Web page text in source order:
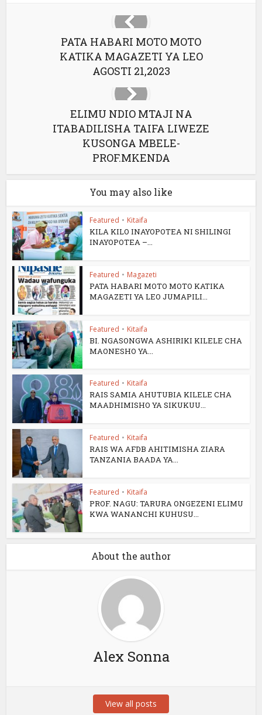
PATA HABARI MOTO MOTO
KATIKA MAGAZETI YA LEO
AGOSTI 21,2023
ELIMU NDIO MTAJI NA
ITABADILISHA TAIFA LIWEZE
KUSONGA MBELE-
PROF.MKENDA
You may also like
Featured • Kitaifa
KILA KILO INAYOPOTEA NI SHILINGI
INAYOPOTEA –...
Featured • Magazeti
PATA HABARI MOTO MOTO KATIKA
MAGAZETI YA LEO JUMAPILI...
Featured • Kitaifa
BI. NGASONGWA ASHIRIKI KILELE CHA
MAONESHO YA...
Featured • Kitaifa
RAIS SAMIA AHUTUBIA KILELE CHA
MAADHIMISHO YA SIKUKUU...
Featured • Kitaifa
RAIS WA AFDB AHITIMISHA ZIARA
TANZANIA BAADA YA...
Featured • Kitaifa
PROF. NAGU: TARURA ONGEZENI ELIMU
KWA WANANCHI KUHUSU...
About the author
Alex Sonna
View all posts